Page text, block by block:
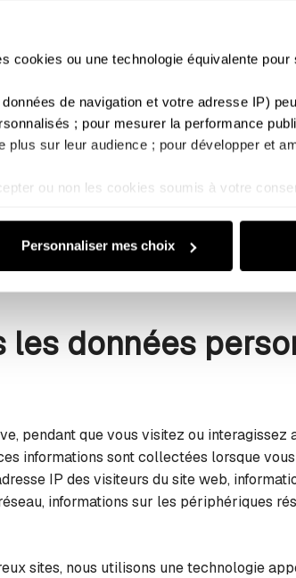
cookies ou une technologie équivalente
de navigation et votre adresse IP)
; pour mesurer la performance
plus sur leur audience ; pour développer et
ou non les cookies soumis à votre
Personnaliser mes choix
?
: Na Pali S.A.S
, au capital de 5 067
du Commerce et des Sociétés de
dont l’adresse électronique est :
cette Marque doit se conformer
de votre relation avec nous ou la
est effectué sous la supervision et
données
pendant que vous visitez ou interagissez
informations sont collectées lorsque
IP des visiteurs du site web,
informations sur les périphériques
sites, nous utilisons une technologie